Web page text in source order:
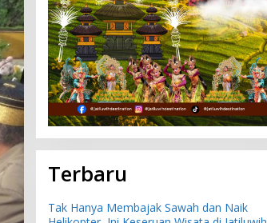
Terbaru
Tak Hanya Membajak Sawah dan Naik